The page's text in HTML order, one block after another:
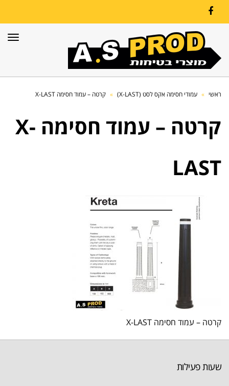
Facebook
ראשי » עמודי חסימה אקס לסט (X-LAST) » קרטה – עמוד חסימה X-LAST
קרטה – עמוד חסימה X-
LAST
קרטה – עמוד חסימה X-LAST
שעות פעילות